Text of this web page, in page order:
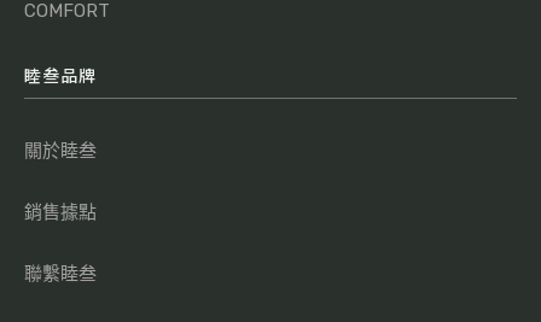
COMFORT
睦叁品牌
關於睦叁
銷售據點
聯繫睦叁